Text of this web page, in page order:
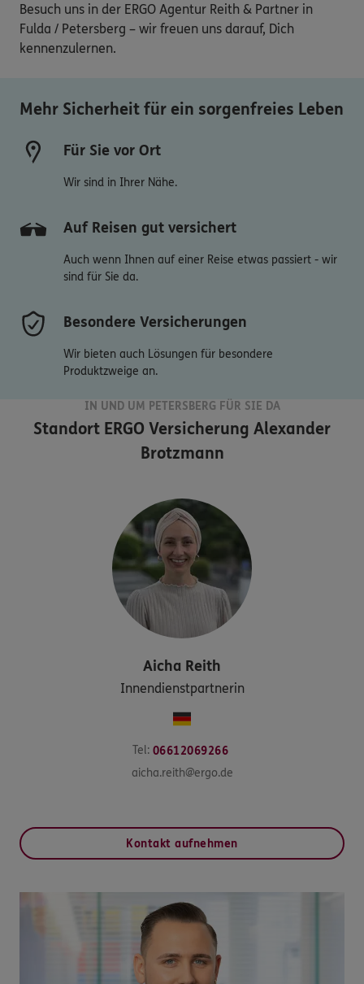
Besuch uns in der ERGO Agentur Reith & Partner in
Fulda / Petersberg – wir freuen uns darauf, Dich
kennenzulernen.
Mehr Sicherheit für ein sorgenfreies Leben
Für Sie vor Ort
Wir sind in Ihrer Nähe.
Auf Reisen gut versichert
Auch wenn Ihnen auf einer Reise etwas passiert - wir
sind für Sie da.
Besondere Versicherungen
Wir bieten auch Lösungen für besondere
Produktzweige an.
IN UND UM PETERSBERG FÜR SIE DA
Standort ERGO Versicherung Alexander
Brotzmann
Aicha Reith
Innendienstpartnerin
Tel: 06612069266
aicha.reith@ergo.de
Kontakt aufnehmen